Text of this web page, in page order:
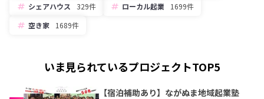
シェアハウス
329件 ローカル起業
1699件
空き家
1689件
いま見られているプロジェクトTOP5
【宿泊補助あり】ながぬま地域起業塾